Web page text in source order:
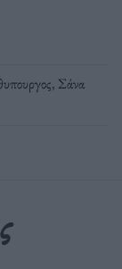
, Σάνα